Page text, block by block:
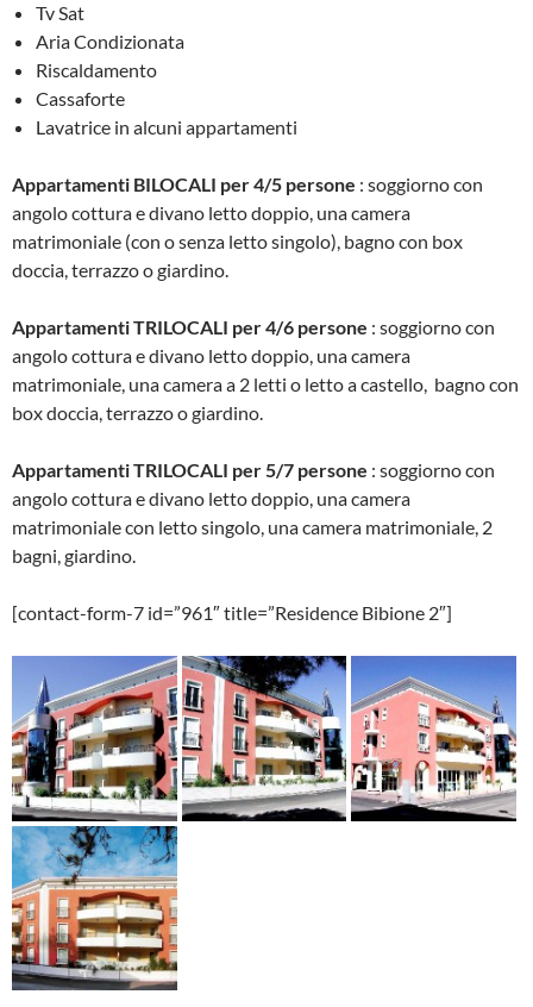
Tv Sat
Aria Condizionata
Riscaldamento
Cassaforte
Lavatrice in alcuni appartamenti
Appartamenti BILOCALI per 4/5 persone : soggiorno con
angolo cottura e divano letto doppio, una camera
matrimoniale (con o senza letto singolo), bagno con box
doccia, terrazzo o giardino.
Appartamenti TRILOCALI per 4/6 persone : soggiorno con
angolo cottura e divano letto doppio, una camera
matrimoniale, una camera a 2 letti o letto a castello, bagno con
box doccia, terrazzo o giardino.
Appartamenti TRILOCALI per 5/7 persone : soggiorno con
angolo cottura e divano letto doppio, una camera
matrimoniale con letto singolo, una camera matrimoniale, 2
bagni, giardino.
[contact-form-7 id=”961″ title=”Residence Bibione 2″]